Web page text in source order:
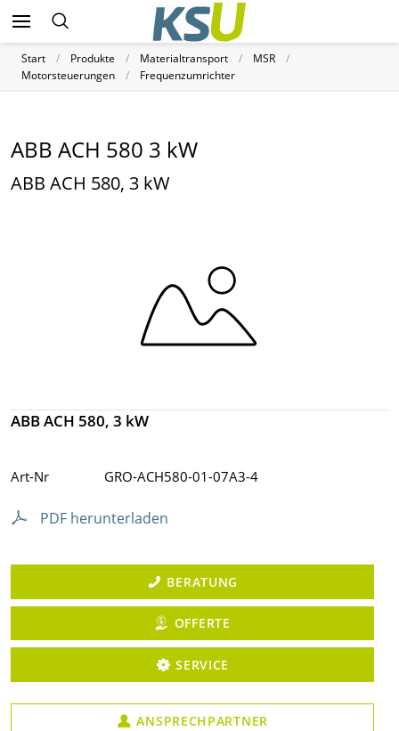
Start Produkte Materialtransport
MSR
Motorsteuerungen
Frequenzumrichter
ABB ACH 580 3 kW
ABB ACH 580, 3 kW
ABB ACH 580, 3 kW
PDF herunterladen
BERATUNG
OFFERTE
SERVICE
ANSPRECHPARTNER
Art-Nr GRO-ACH580-01-07A3-4